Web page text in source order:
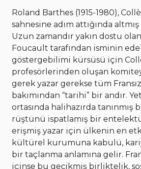
Roland Barthes (1915-1980),
sahnesine adım attığında altmış
Uzun zamandır yakın dostu
Foucault tarafından isminin
göstergebilimi kürsüsü için
profesörlerinden oluşan
gerek yazar gerekse tüm
bakımından “tarihi” bir andır.
ortasında halihazırda tanınmış
rüştünü ispatlamış bir
erişmiş yazar için ülkenin en
kültürel kurumuna kabulü,
bir taçlanma anlamına gelir.
içinse bu gecikmiş birliktelik,